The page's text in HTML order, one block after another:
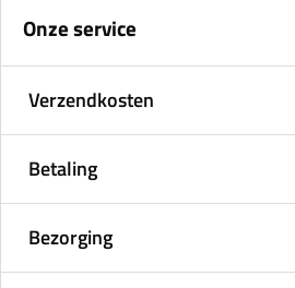
Onze service
Verzendkosten
Betaling
Bezorging